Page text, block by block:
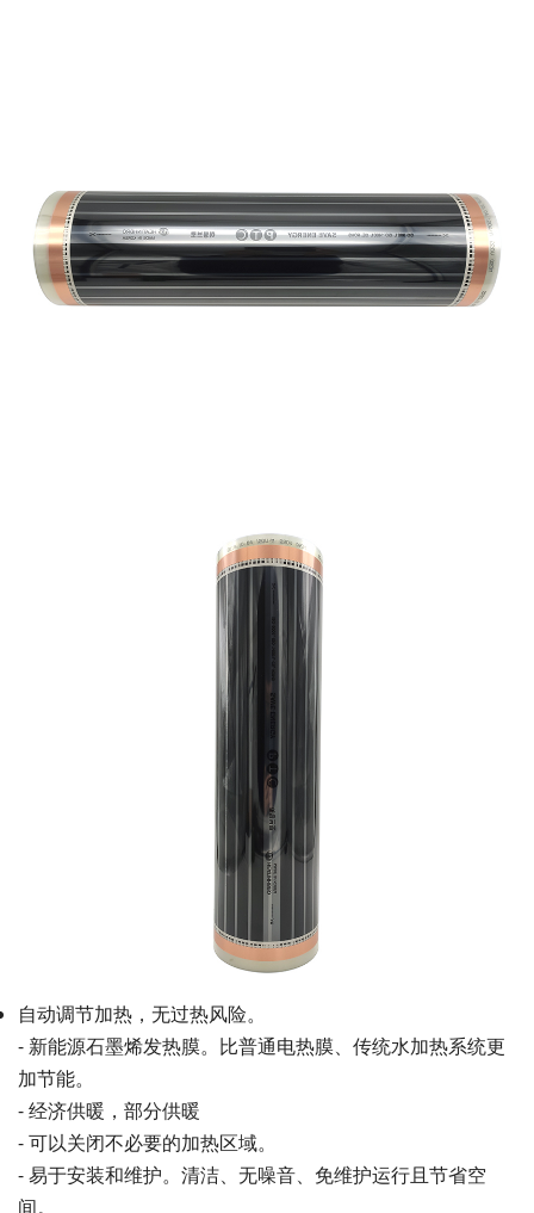
自动调节加热，无过热风险。
- 新能源石墨烯发热膜。比普通电热膜、传统水加热系统更
加节能。
- 经济供暖，部分供暖
- 可以关闭不必要的加热区域。
- 易于安装和维护。清洁、无噪音、免维护运行且节省空
间。